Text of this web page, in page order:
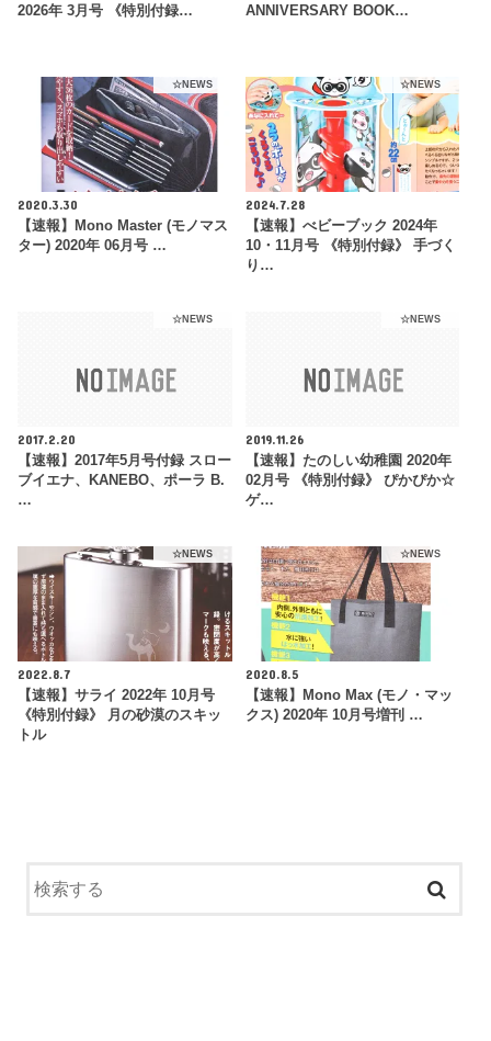
2026年 3月号 《特別付録…
ANNIVERSARY BOOK…
☆NEWS
2020.3.30
【速報】Mono Master (モノマス
ター) 2020年 06月号 …
☆NEWS
2024.7.28
【速報】べビーブック 2024年
10・11月号 《特別付録》 手づく
り…
☆NEWS
2017.2.20
【速報】2017年5月号付録 スロー
ブイエナ、KANEBO、ポーラ B.
…
☆NEWS
2019.11.26
【速報】たのしい幼稚園 2020年
02月号 《特別付録》 ぴかぴか☆
ゲ…
☆NEWS
2022.8.7
【速報】サライ 2022年 10月号
《特別付録》 月の砂漠のスキッ
トル
☆NEWS
2020.8.5
【速報】Mono Max (モノ・マッ
クス) 2020年 10月号増刊 …